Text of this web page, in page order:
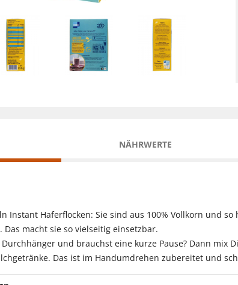
NÄHRWERTE
Instant Haferflocken: Sie sind aus 100% Vollkorn und
Das macht sie so vielseitig einsetzbar.
und brauchst eine kurze Pause? Dann mix
Das ist im Handumdrehen zubereitet und